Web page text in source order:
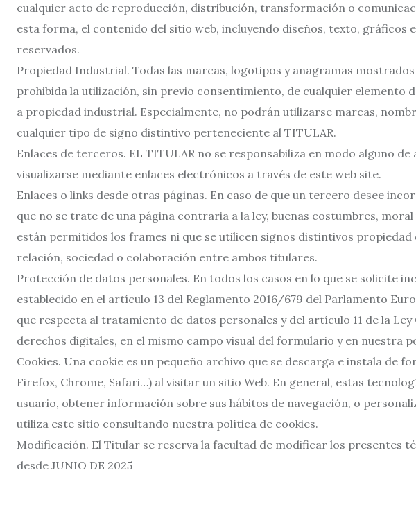
cualquier acto de reproducción, distribución, transformación o
esta forma, el contenido del sitio web, incluyendo diseños, texto, gráficos
reservados.
Propiedad Industrial. Todas las marcas, logotipos y anagramas
prohibida la utilización, sin previo consentimiento, de cualquier elemento
a propiedad industrial. Especialmente, no podrán utilizarse marcas,
cualquier tipo de signo distintivo perteneciente al TITULAR.
Enlaces de terceros. EL TITULAR no se responsabiliza en modo alguno
visualizarse mediante enlaces electrónicos a través de este web site.
Enlaces o links desde otras páginas. En caso de que un tercero desee
que no se trate de una página contraria a la ley, buenas costumbres,
están permitidos los frames ni que se utilicen signos distintivos
relación, sociedad o colaboración entre ambos titulares.
Protección de datos personales. En todos los casos en lo que se solicite
establecido en el artículo 13 del Reglamento 2016/679 del Parlamento
que respecta al tratamiento de datos personales y del artículo 11 de la
derechos digitales, en el mismo campo visual del formulario y en nuestra
Cookies. Una cookie es un pequeño archivo que se descarga e instala
Firefox, Chrome, Safari…) al visitar un sitio Web. En general, estas
usuario, obtener información sobre sus hábitos de navegación, o
utiliza este sitio consultando nuestra política de cookies.
Modificación. El Titular se reserva la facultad de modificar los presentes
desde JUNIO DE 2025